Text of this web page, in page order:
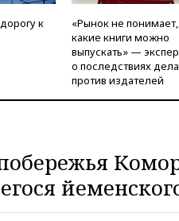
к
«Рынок не понимает,
какие книги можно
выпускать» —
о последствиях дела
против издателей